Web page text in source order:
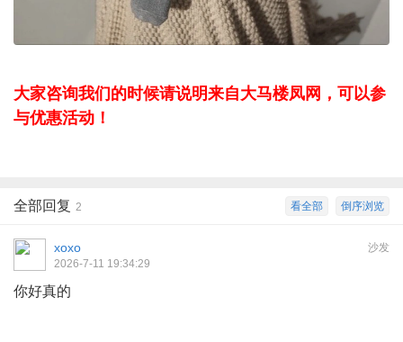
大家咨询我们的时候请说明来自大马楼凤网，可以参
与优惠活动！
倒序浏览
看全部
全部回复 2
沙发
xoxo
2026-7-11 19:34:29
你好真的